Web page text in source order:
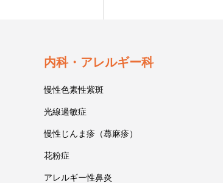
内科・アレルギー科
慢性色素性紫斑
光線過敏症
慢性じんま疹（蕁麻疹）
花粉症
アレルギー性鼻炎